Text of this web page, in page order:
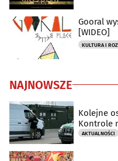
Gooral
[WIDEO]
NAJNOWSZE
Kolejne
Kontrole
AKTUALNOŚCI